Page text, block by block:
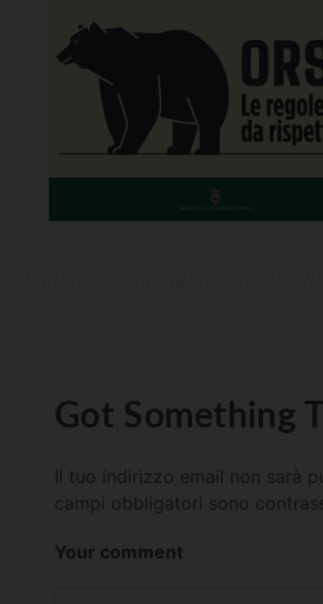
Got Something
Il tuo indirizzo email non sarà
campi obbligatori sono
Your comment